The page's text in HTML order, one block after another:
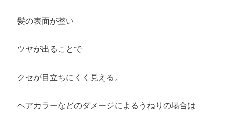
髪の表面が整い
ツヤが出ることで
クセが目立ちにくく見える。
ヘアカラーなどのダメージによるうねりの場合は